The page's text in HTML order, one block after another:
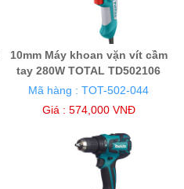
10mm Máy khoan vặn vít cầm
tay 280W TOTAL TD502106
Mã hàng : TOT-502-044
Giá : 574,000 VNĐ